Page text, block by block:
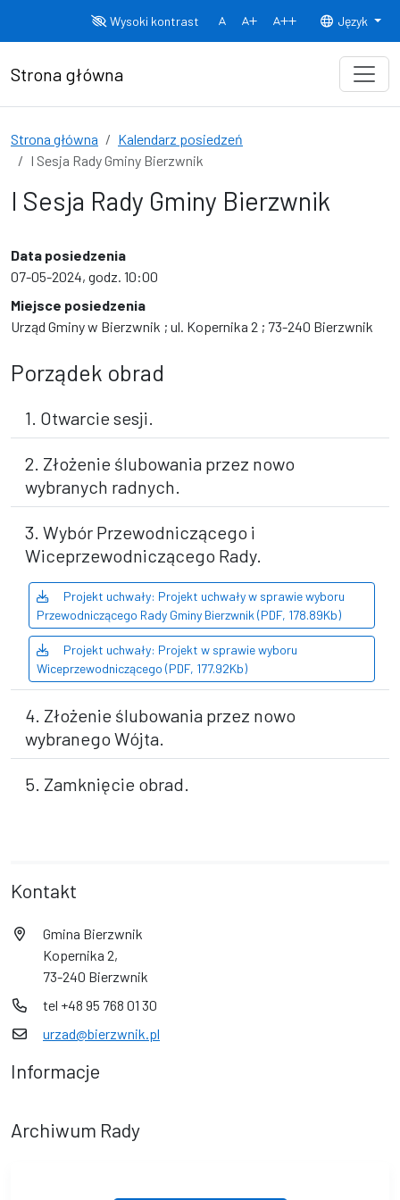
Wysoki kontrast
Normalny rozmiar czcionki
Rozmiar czcionki 150% Rozmiar
Język
Strona główna
Strona główna
Kalendarz posiedzeń
I Sesja Rady Gminy Bierzwnik
I Sesja Rady Gminy Bierzwnik
Data posiedzenia
07-05-2024, godz. 10:00
Miejsce posiedzenia
Urząd Gminy w Bierzwnik ; ul. Kopernika 2 ; 73-240 Bierzwnik
Porządek obrad
1. Otwarcie sesji.
2. Złożenie ślubowania przez nowo
wybranych radnych.
3. Wybór Przewodniczącego i
Wiceprzewodniczącego Rady.
Projekt uchwały: Projekt uchwały w sprawie wyboru
Przewodniczącego Rady Gminy Bierzwnik (PDF, 178.89Kb)
Projekt uchwały: Projekt w sprawie wyboru
Wiceprzewodniczącego (PDF, 177.92Kb)
4. Złożenie ślubowania przez nowo
wybranego Wójta.
5. Zamknięcie obrad.
Kontakt
Gmina Bierzwnik
Kopernika 2,
73-240 Bierzwnik
tel +48 95 768 01 30
urzad@bierzwnik.pl
Informacje
Archiwum Rady